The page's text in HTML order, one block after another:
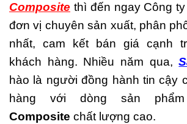
Composite thì đến ngay Công ty
đơn vị chuyên sản xuất, phân
nhất, cam kết bán giá cạnh
khách hàng. Nhiều năm qua,
hào là người đồng hành tin cậy
hàng với dòng sản
Composite chất lượng cao.